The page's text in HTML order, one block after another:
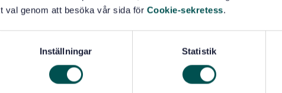
val genom att besöka vår sida för Cookie-sekretess.
Inställningar Statistik